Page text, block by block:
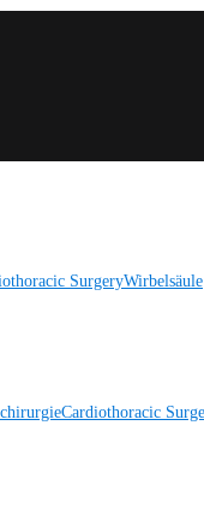
SurgeryWirbelsäule
Cardiothoracic